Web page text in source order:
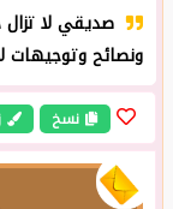
صديقي لا
ونصائح وتوجيهات
نسخ